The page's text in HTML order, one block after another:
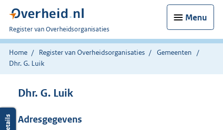
Menu
U
bent
nu
hier:
Register van Overheidsorganisaties
Home Register van Overheidsorganisaties
Gemeenten
Dhr. G. Luik
Dhr. G. Luik
Adresgegevens